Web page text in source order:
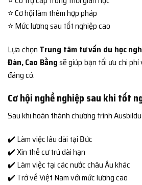
⭐ Cơ hội làm thêm hợp pháp
⭐ Mức lương sau tốt nghiệp cao
Lựa chọn Trung tâm tư vấn du học
Đàn, Cao Bằngsẽ giúp bạn tối ưu chi
đáng có.
Cơ hội nghề nghiệp sau khi tốt
Sau khi hoàn thành chương trình
✔️ Làm việc lâu dài tại Đức
✔️ Xin thẻ cư trú dài hạn
✔️ Làm việc tại các nước châu Âu khác
✔️ Trở về Việt Nam với mức lương cao